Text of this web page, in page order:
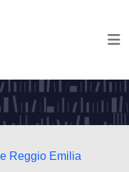
Reggio Emilia